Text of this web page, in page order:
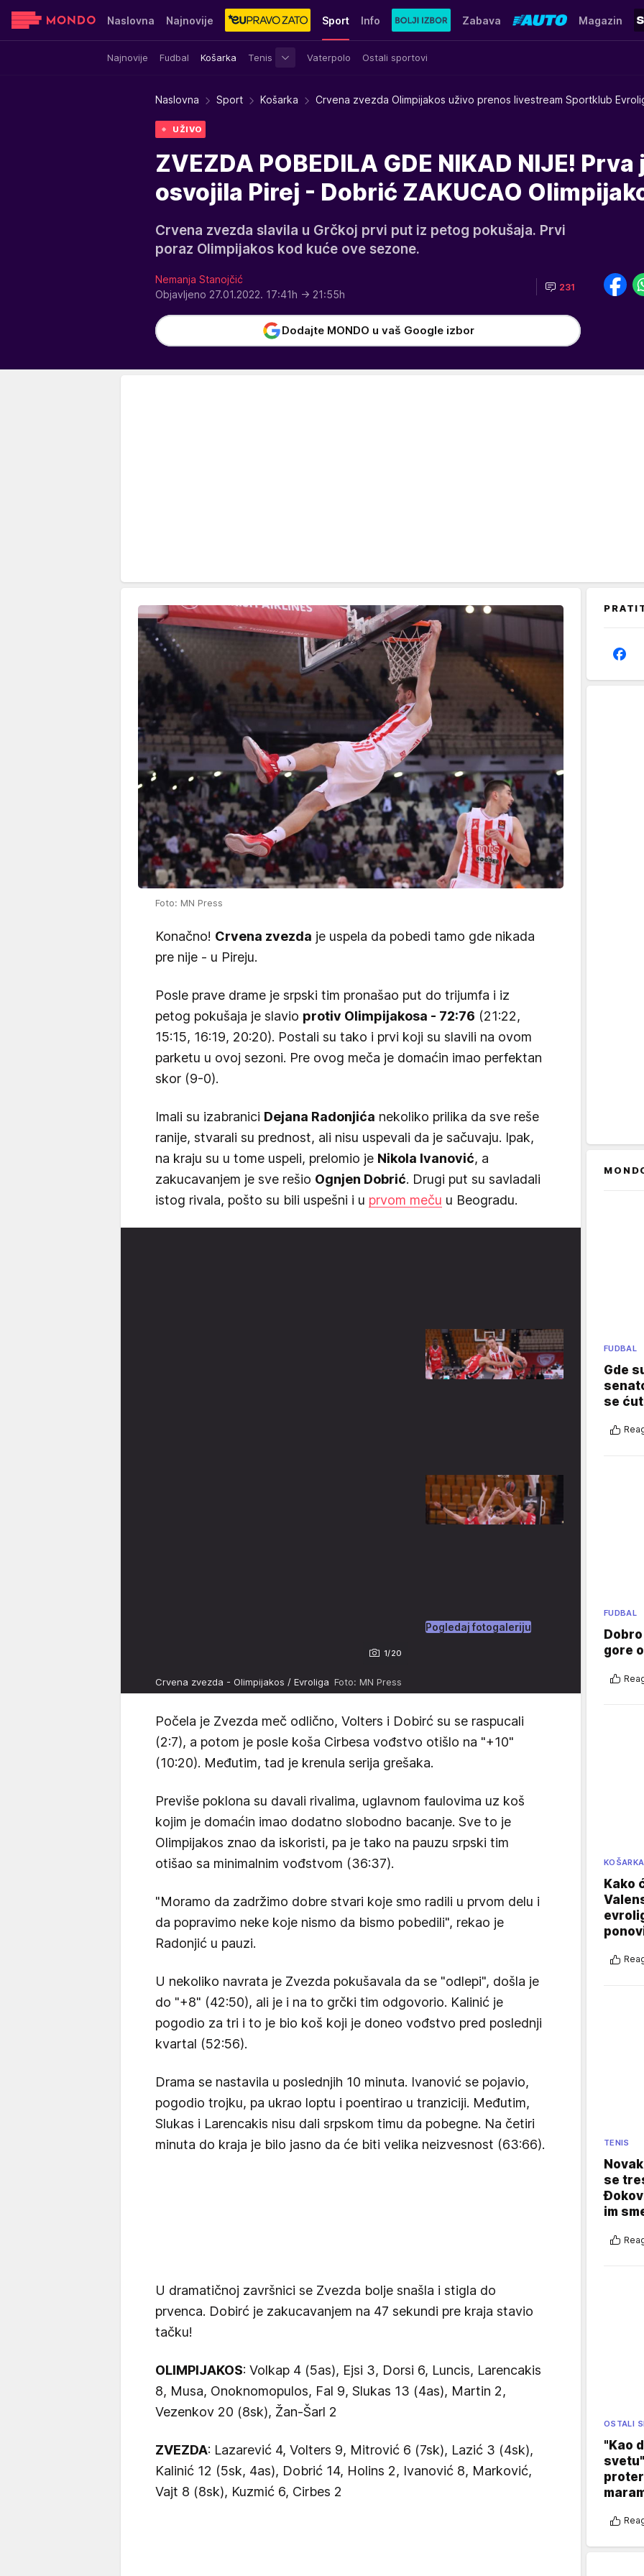
Naslovna Najnovije Sport
Najnovije Fudbal Košarka Tenis Vaterpolo Ostali sportovi
Info Zabava Magazin
Sensa Stvar ukusa Yumama
Naslovna Sport Košarka Crvena zvezda Olimpijakos uživo prenos livestream Sportklub
UŽIVO
ZVEZDA POBEDILA GDE NIKAD NIJE! Prva
osvojila Pirej - Dobrić ZAKUCAO
Crvena zvezda slavila u Grčkoj prvi put iz petog pokušaja. Prvi
poraz Olimpijakos kod kuće ove sezone.
Nemanja Stanojčić
Objavljeno 27.01.2022. 17:41h → 21:55h
231
Dodajte MONDO u vaš Google izbor
Foto: MN Press
Konačno! Crvena zvezda je uspela da pobedi tamo gde nikada
pre nije - u Pireju.
Posle prave drame je srpski tim pronašao put do trijumfa i iz
petog pokušaja je slavio protiv Olimpijakosa - 72:76 (21:22,
15:15, 16:19, 20:20). Postali su tako i prvi koji su slavili na ovom
parketu u ovoj sezoni. Pre ovog meča je domaćin imao perfektan
skor (9-0).
Imali su izabranici Dejana Radonjića nekoliko prilika da sve reše
ranije, stvarali su prednost, ali nisu uspevali da je sačuvaju. Ipak,
na kraju su u tome uspeli, prelomio je Nikola Ivanović, a
zakucavanjem je sve rešio Ognjen Dobrić. Drugi put su savladali
istog rivala, pošto su bili uspešni i u prvom meču u Beogradu.
1/20
Pogledaj fotogaleriju
Crvena zvezda - Olimpijakos / Evroliga Foto: MN Press
Počela je Zvezda meč odlično, Volters i Dobirć su se raspucali
(2:7), a potom je posle koša Cirbesa vođstvo otišlo na "+10"
(10:20). Međutim, tad je krenula serija grešaka.
Previše poklona su davali rivalima, uglavnom faulovima uz koš
kojim je domaćin imao dodatno slobodno bacanje. Sve to je
Olimpijakos znao da iskoristi, pa je tako na pauzu srpski tim
otišao sa minimalnim vođstvom (36:37).
"Moramo da zadržimo dobre stvari koje smo radili u prvom delu i
da popravimo neke koje nismo da bismo pobedili", rekao je
Radonjić u pauzi.
U nekoliko navrata je Zvezda pokušavala da se "odlepi", došla je
do "+8" (42:50), ali je i na to grčki tim odgovorio. Kalinić je
pogodio za tri i to je bio koš koji je doneo vođstvo pred poslednji
kvartal (52:56).
Drama se nastavila u poslednjih 10 minuta. Ivanović se pojavio,
pogodio trojku, pa ukrao loptu i poentirao u tranziciji. Međutim,
Slukas i Larencakis nisu dali srpskom timu da pobegne. Na četiri
minuta do kraja je bilo jasno da će biti velika neizvesnost (63:66).
U dramatičnoj završnici se Zvezda bolje snašla i stigla do
prvenca. Dobirć je zakucavanjem na 47 sekundi pre kraja stavio
tačku!
OLIMPIJAKOS: Volkap 4 (5as), Ejsi 3, Dorsi 6, Luncis, Larencakis
8, Musa, Onoknomopulos, Fal 9, Slukas 13 (4as), Martin 2,
Vezenkov 20 (8sk), Žan-Šarl 2
ZVEZDA: Lazarević 4, Volters 9, Mitrović 6 (7sk), Lazić 3 (4sk),
Kalinić 12 (5sk, 4as), Dobrić 14, Holins 2, Ivanović 8, Marković,
Vajt 8 (8sk), Kuzmić 6, Cirbes 2
FUDBAL
Gde
se
FUDBAL
gore
KOŠARKA
Kako
TENIS
se
im
OSTALI
"Kao